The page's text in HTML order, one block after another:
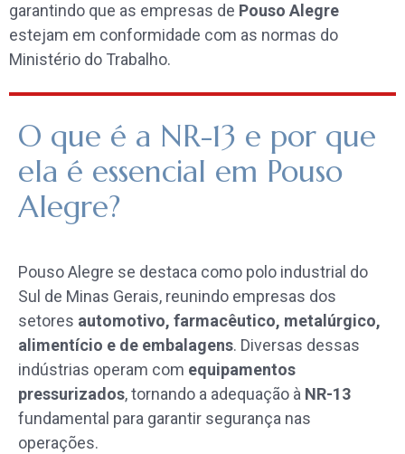
garantindo que as empresas de Pouso Alegre
estejam em conformidade com as normas do
Ministério do Trabalho.
O que é a NR-13 e por que
ela é essencial em Pouso
Alegre?
Pouso Alegre se destaca como polo industrial do
Sul de Minas Gerais, reunindo empresas dos
setores automotivo, farmacêutico, metalúrgico,
alimentício e de embalagens. Diversas dessas
indústrias operam com equipamentos
pressurizados, tornando a adequação à NR-13
fundamental para garantir segurança nas
operações.